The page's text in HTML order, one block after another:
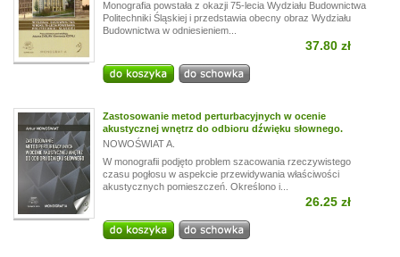
Monografia powstała z okazji 75-lecia Wydziału Budownictwa
Politechniki Śląskiej i przedstawia obecny obraz Wydziału
Budownictwa w odniesieniem...
37.80 zł
Zastosowanie metod perturbacyjnych w ocenie
akustycznej wnętrz do odbioru dźwięku słownego.
NOWOŚWIAT A.
W monografii podjęto problem szacowania rzeczywistego
czasu pogłosu w aspekcie przewidywania właściwości
akustycznych pomieszczeń. Określono i...
26.25 zł